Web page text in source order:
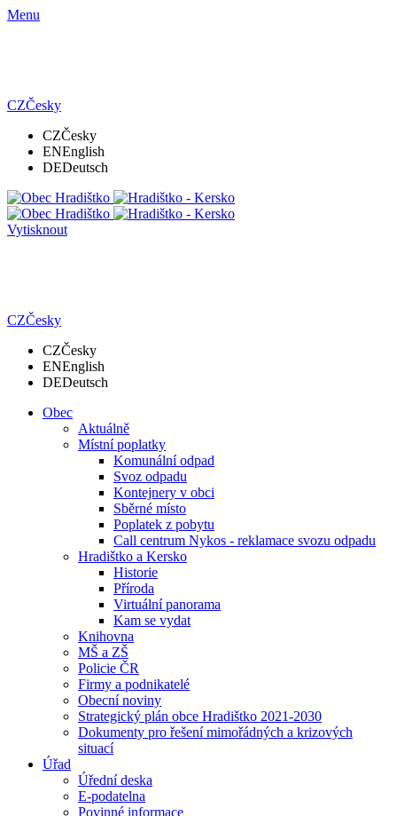
Menu
CZČesky
CZČesky
ENEnglish
DEDeutsch
Vytisknout
CZČesky
CZČesky
ENEnglish
DEDeutsch
Obec
Aktuálně
Místní poplatky
Komunální odpad
Svoz odpadu
Kontejnery v obci
Sběrné místo
Poplatek z pobytu
Call centrum Nykos - reklamace svozu odpadu
Hradištko a Kersko
Historie
Příroda
Virtuální panorama
Kam se vydat
Knihovna
MŠ a ZŠ
Policie ČR
Firmy a podnikatelé
Obecní noviny
Strategický plán obce Hradištko 2021-2030
Dokumenty pro řešení mimořádných a krizových
situací
Úřad
Úřední deska
E-podatelna
Povinné informace